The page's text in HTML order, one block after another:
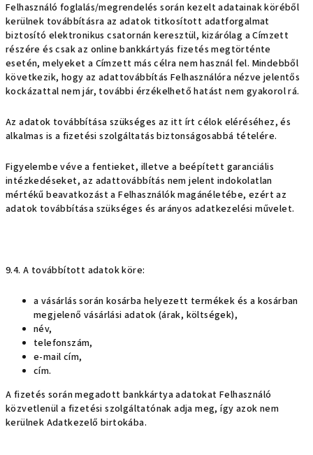
Felhasználó foglalás/megrendelés során kezelt adatainak köréből
kerülnek továbbításra az adatok titkosított adatforgalmat
biztosító elektronikus csatornán keresztül, kizárólag a Címzett
részére és csak az online bankkártyás fizetés megtörténte
esetén, melyeket a Címzett más célra nem használ fel. Mindebből
következik, hogy az adattovábbítás Felhasználóra nézve jelentős
kockázattal nem jár, további érzékelhető hatást nem gyakorol rá.
Az adatok továbbítása szükséges az itt írt célok eléréséhez, és
alkalmas is a fizetési szolgáltatás biztonságosabbá tételére.
Figyelembe véve a fentieket, illetve a beépített garanciális
intézkedéseket, az adattovábbítás nem jelent indokolatlan
mértékű beavatkozást a Felhasználók magánéletébe, ezért az
adatok továbbítása szükséges és arányos adatkezelési művelet.
9.4. A továbbított adatok köre:
a vásárlás során kosárba helyezett termékek és a kosárban
megjelenő vásárlási adatok (árak, költségek),
név,
telefonszám,
e-mail cím,
cím.
A fizetés során megadott bankkártya adatokat Felhasználó
közvetlenül a fizetési szolgáltatónak adja meg, így azok nem
kerülnek Adatkezelő birtokába.